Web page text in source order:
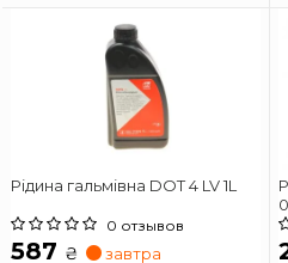
Рідина гальмівна DOT 4 LV 1L
0 отзывов
587 ₴ завтра